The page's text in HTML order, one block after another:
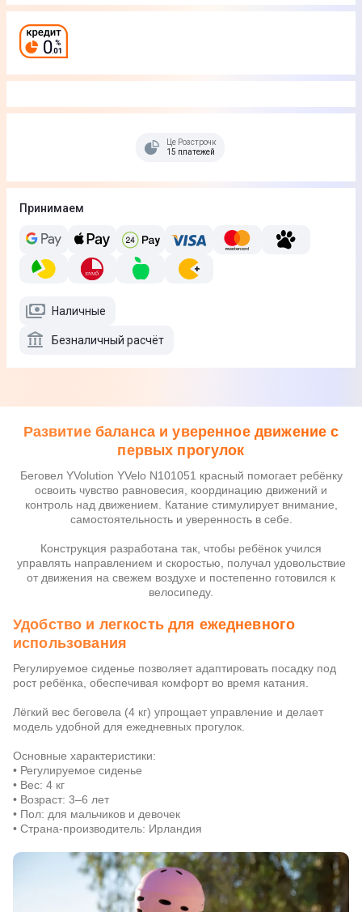
Це Розстрочка
15 платежей
Принимаем
Наличные
Безналичный расчёт
Развитие баланса и уверенное движение с
первых прогулок
Беговел YVolution YVelo N101051 красный помогает ребёнку
освоить чувство равновесия, координацию движений и
контроль над движением. Катание стимулирует внимание,
самостоятельность и уверенность в себе.
Конструкция разработана так, чтобы ребёнок учился
управлять направлением и скоростью, получал удовольствие
от движения на свежем воздухе и постепенно готовился к
велосипеду.
Удобство и легкость для ежедневного
использования
Регулируемое сиденье позволяет адаптировать посадку под
рост ребёнка, обеспечивая комфорт во время катания.
Лёгкий вес беговела (4 кг) упрощает управление и делает
модель удобной для ежедневных прогулок.
Основные характеристики:
• Регулируемое сиденье
• Вес: 4 кг
• Возраст: 3–6 лет
• Пол: для мальчиков и девочек
• Страна-производитель: Ирландия